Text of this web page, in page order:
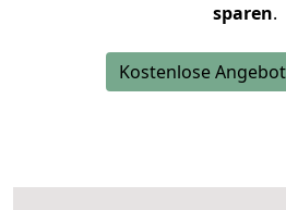
sparen.
Kostenlose